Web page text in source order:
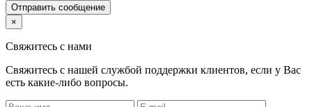
Отправить сообщение
×
Свяжитесь с нами
Свяжитесь с нашей службой поддержки клиентов, если у Вас
есть какие-либо вопросы.